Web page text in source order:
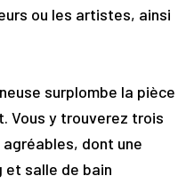
ou les artistes, ainsi
surplombe la pièce
Vous y trouverez trois
dont une
salle de bain